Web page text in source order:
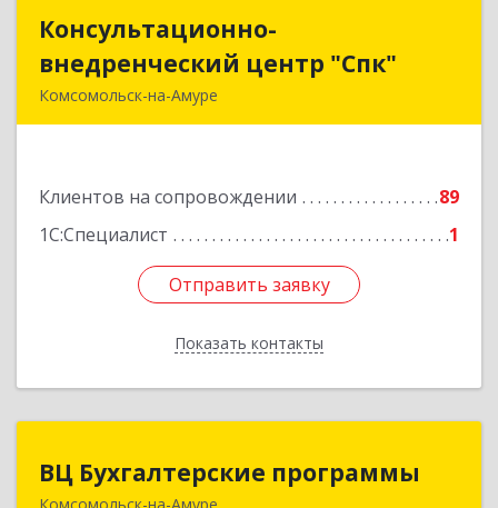
Консультационно-
внедренческий центр "Спк"
Комсомольск-на-Амуре
Клиентов на сопровождении
89
1С:Специалист
1
Отправить заявку
Показать контакты
Консультационно-
внедренческий центр "Спк"
Подробнее
Отправить заявку
Назад
ВЦ Бухгалтерские программы
Комсомольск-на-Амуре